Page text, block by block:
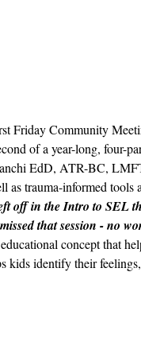
Friday Community
of a year-long, four-
EdD, ATR-BC,
as trauma-informed
off in the Intro to SEL
that session - no
concept that
kids identify their